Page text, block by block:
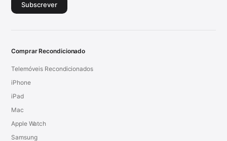
Subscrever
Comprar Recondicionado
Telemóveis Recondicionados
iPhone
iPad
Mac
Apple Watch
Samsung